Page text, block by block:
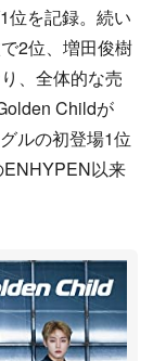
位を記録。続い
2位、増田俊樹
、全体的な売
Childが
ルの初登場1位
以来